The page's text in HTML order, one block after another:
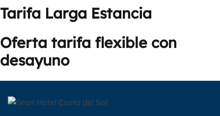
Tarifa Larga Estancia
Oferta tarifa flexible con
desayuno